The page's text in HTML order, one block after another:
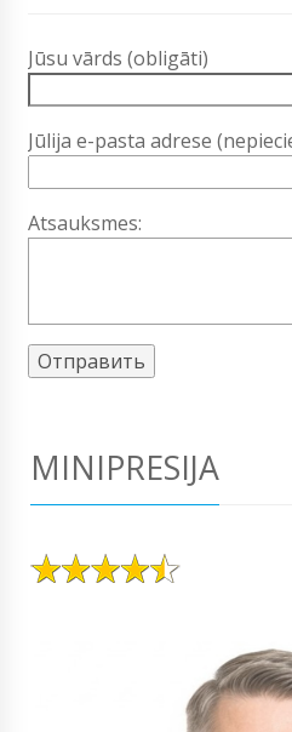
Jūsu vārds (obligāti)
Jūlija e-pasta adrese
Atsauksmes:
MINIPRESIJA